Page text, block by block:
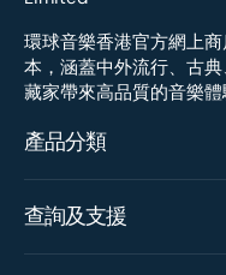
環球音樂香港官方網上
本，涵蓋中外流行、古
藏家帶來高品質的音樂體
產品分類
查詢及支援